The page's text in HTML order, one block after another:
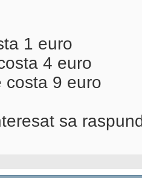
1 euro
4 euro
costa 9 euro
sa